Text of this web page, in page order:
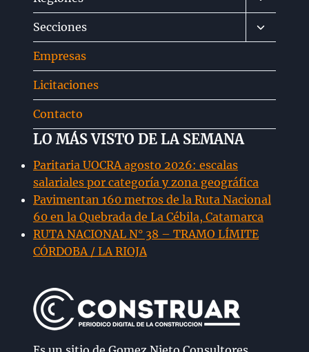
menú
hijo
Secciones
Alternar
menú
Empresas
Licitaciones
Contacto
LO MÁS VISTO DE LA SEMANA
Paritaria UOCRA agosto 2026: escalas
salariales por categoría y zona geográfica
Pavimentan 160 metros de la Ruta Nacional
60 en la Quebrada de La Cébila, Catamarca
RUTA NACIONAL N° 38 – TRAMO LÍMITE
CÓRDOBA / LA RIOJA